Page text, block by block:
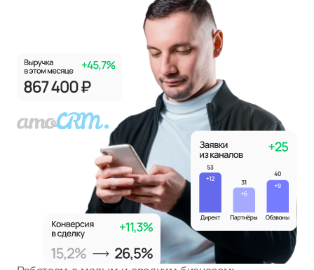
Работаем с малым и средним бизнесом: